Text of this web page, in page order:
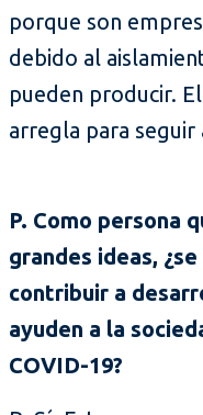
porque son
debido al
pueden producir.
arregla para seguir
P. Como persona
grandes ideas,
contribuir a
ayuden a la
COVID-19?